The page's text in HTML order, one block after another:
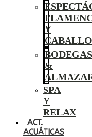
Y
BODEGAS
&
SPA
Y
RELAX
ACT.
ACUÁTICAS